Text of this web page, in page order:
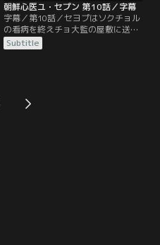
朝鮮心医ユ・セプン 第10話／字幕
字幕／第10話／セヨプはソクチョル
の看病を終えチョ大監の屋敷に送り
届けるが、そこで異様な光景を目に
する。ソクチョルに現れるあらゆる
養子のシヌにセヨプを殺すよう命
じ、シヌはすぐさまセヨプのもとへ
Subtitle